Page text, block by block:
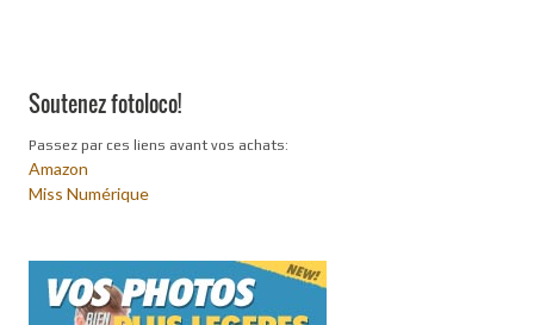
Soutenez fotoloco!
Passez par ces liens avant vos achats:
Amazon
Miss Numérique